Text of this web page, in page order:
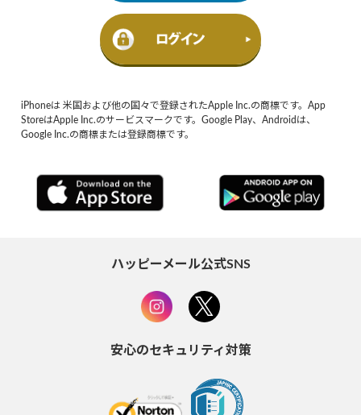
iPhoneは 米国および他の国々で登録されたApple Inc.の商標です。App
StoreはApple Inc.のサービスマークです。Google Play、Androidは、
Google Inc.の商標または登録商標です。
ハッピーメール公式SNS
安心のセキュリティ対策